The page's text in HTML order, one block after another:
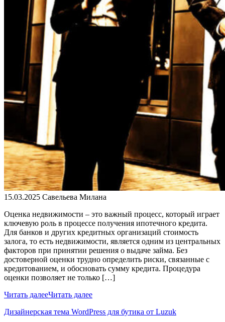
15.03.2025 Савельева Милана
Оценка недвижимости – это важный процесс, который играет
ключевую роль в процессе получения ипотечного кредита.
Для банков и других кредитных организаций стоимость
залога, то есть недвижимости, является одним из центральных
факторов при принятии решения о выдаче займа. Без
достоверной оценки трудно определить риски, связанные с
кредитованием, и обосновать сумму кредита. Процедура
оценки позволяет не только […]
Читать далееЧитать далее
Дизайнерская тема WordPress для бутика от Luzuk